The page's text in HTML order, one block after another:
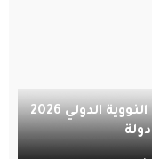
المملكة تستضيف أولمبياد العلوم النووية الدولي 2026